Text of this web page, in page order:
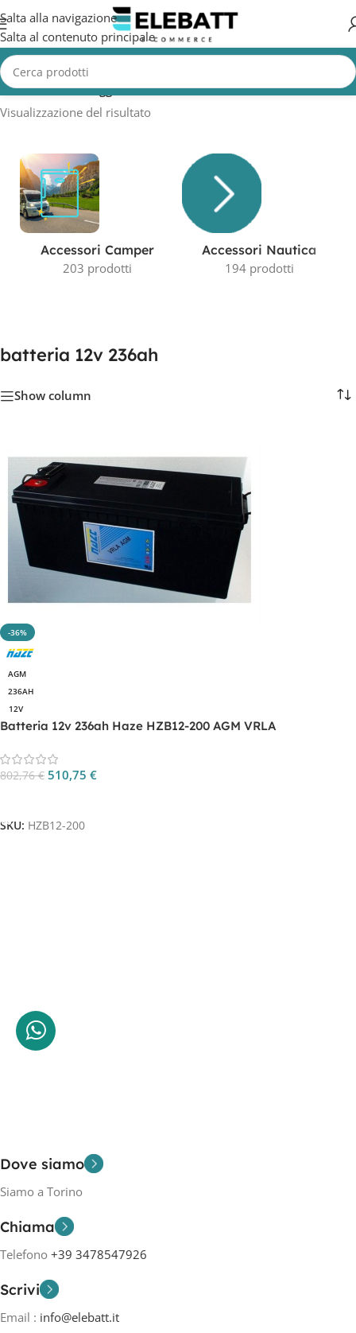
Salta alla navigazione
Salta al contenuto principale
Home/Prodotti taggati “batteria 12v 236ah”
Visualizzazione del risultato
Accessori Camper
203 prodotti
Accessori Nautica
194 prodotti
batteria 12v 236ah
Show column
-36%
AGM
236AH
12V
Batteria 12v 236ah Haze HZB12-200 AGM VRLA
802,76€ 510,75 €
SKU: HZB12-200
Dove siamo
Siamo a Torino
Chiama
Telefono +39 3478547926
Scrivi
Email : info@elebatt.it